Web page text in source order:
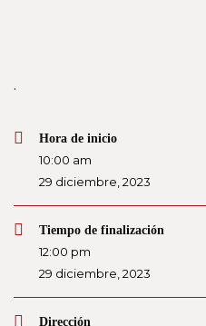
.
Hora de inicio
10:00 am
29 diciembre, 2023
Tiempo de finalización
12:00 pm
29 diciembre, 2023
Dirección